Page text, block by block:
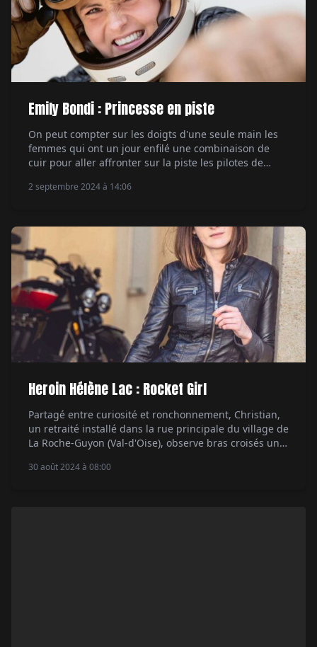
Emily Bondi : Princesse en piste
On peut compter sur les doigts d'une seule main les
femmes qui ont un jour enfilé une combinaison de
cuir pour aller affronter sur la piste les pilotes de
début des années 2000, on ne voit pas. Et dans les
2 septembre 2024 à 14:06
Heroin Hélène Lac : Rocket Girl
Partagé entre curiosité et ronchonnement, Christian,
un retraité installé dans la rue principale du village de
La Roche-Guyon (Val-d'Oise), observe bras croisés une
d'une moto sous les arcades de la mairie. La
30 août 2024 à 08:00